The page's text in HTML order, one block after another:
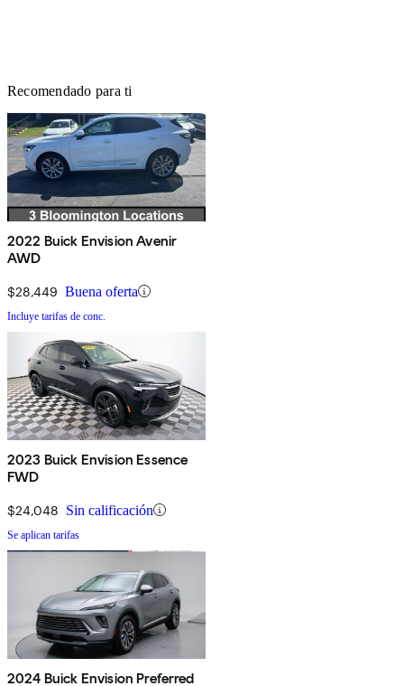
Recomendado para ti
2022 Buick Envision Avenir
AWD
$28,449 Buena oferta
Incluye tarifas de conc.
2023 Buick Envision Essence
FWD
$24,048 Sin calificación
Se aplican tarifas
2024 Buick Envision Preferred